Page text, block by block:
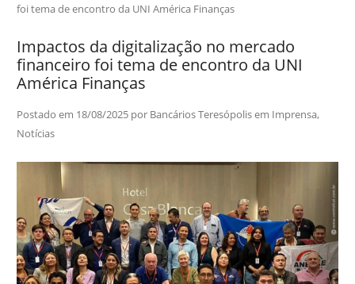
foi tema de encontro da UNI América Finanças
Impactos da digitalização no mercado
financeiro foi tema de encontro da UNI
América Finanças
Postado em 18/08/2025por Bancários Teresópolisem Imprensa,
Notícias